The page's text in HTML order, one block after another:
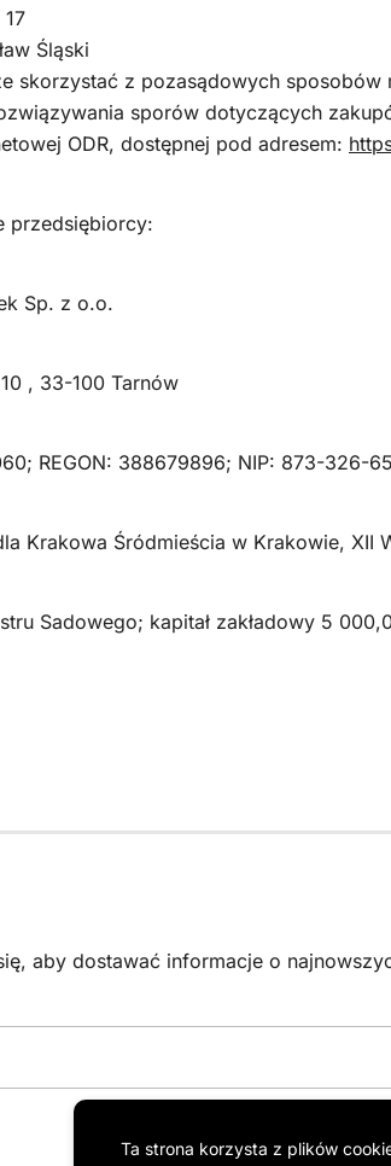
Śląski
skorzystać z pozasądowych
sporów dotyczących
ODR, dostępnej pod adresem:
przedsiębiorcy:
Sp. z o.o.
, 33-100 Tarnów
REGON: 388679896; NIP: 873-326-
Krakowa Śródmieścia w Krakowie, XII
Sadowego; kapitał zakładowy 5
aby dostawać informacje o
Ta strona korzysta z plików